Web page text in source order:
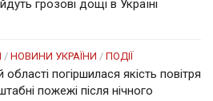
грозові дощі в Україні
/ НОВИНИ УКРАЇНИ / ПОДІЇ
області погіршилася якість повітря
пожежі після нічного